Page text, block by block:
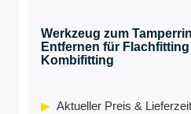
Werkzeug zum
Entfernen für Flachfitting
Kombifitting
Aktueller Preis &